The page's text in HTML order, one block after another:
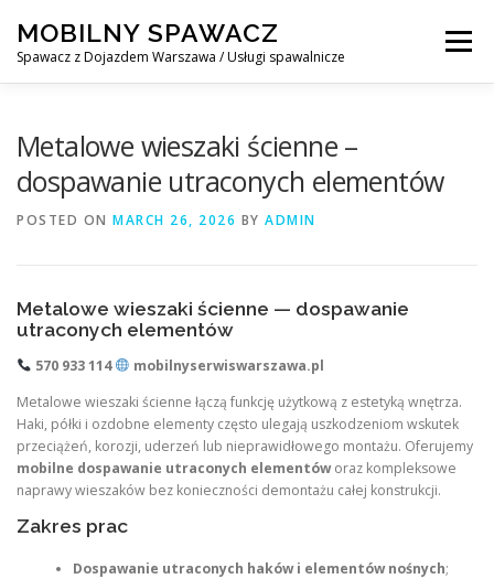
content
MOBILNY SPAWACZ
Spawacz z Dojazdem Warszawa / Usługi spawalnicze
Menu
Metalowe wieszaki ścienne –
dospawanie utraconych elementów
POSTED ON MARCH 26, 2026 BY ADMIN
Metalowe wieszaki ścienne — dospawanie
utraconych elementów
570 933 114
mobilnyserwiswarszawa.pl
Metalowe wieszaki ścienne łączą funkcję użytkową z estetyką wnętrza.
Haki, półki i ozdobne elementy często ulegają uszkodzeniom wskutek
przeciążeń, korozji, uderzeń lub nieprawidłowego montażu. Oferujemy
mobilne dospawanie utraconych elementóworaz kompleksowe
naprawy wieszaków bez konieczności demontażu całej konstrukcji.
Zakres prac
Dospawanie utraconych haków i elementów nośnych;